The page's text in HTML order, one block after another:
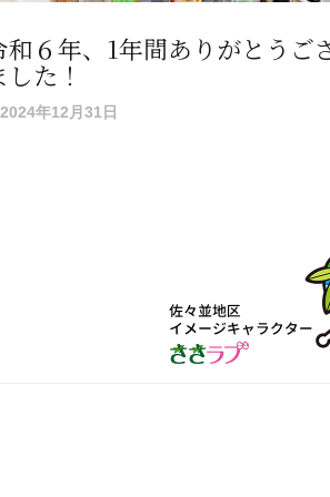
和６年、1年間ありがとうご
した！
2024年12月31日